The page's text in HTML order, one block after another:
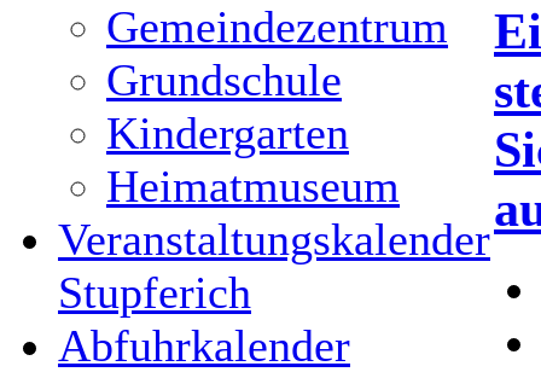
Gemeindezentrum
Grundschule
Kindergarten
Heimatmuseum
Veranstaltungskalender
Stupferich
Abfuhrkalender